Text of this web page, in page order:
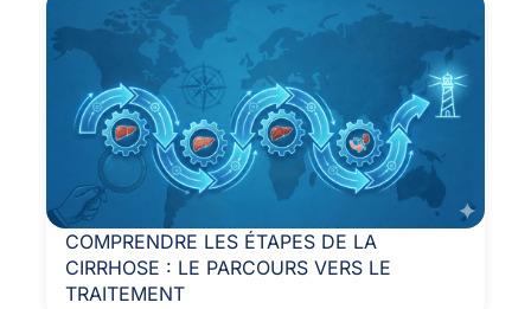
COMPRENDRE LES ÉTAPES DE LA
CIRRHOSE : LE PARCOURS VERS LE
TRAITEMENT